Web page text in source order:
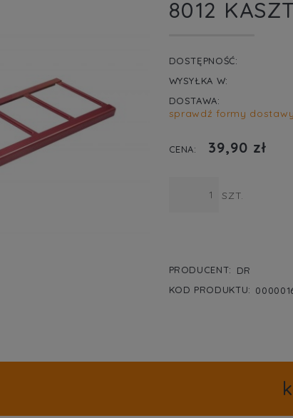
8012
DOSTĘPNOŚĆ:
WYSYŁKA W:
DOSTAWA:
sprawdź formy dostawy
CENA: 39,90 zł
SZT.
PRODUCENT:
DR
KOD PRODUKTU: